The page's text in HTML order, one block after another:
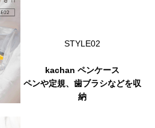
STYLE02
kachan ペンケース
ペンや定規、歯ブラシなどを収
納